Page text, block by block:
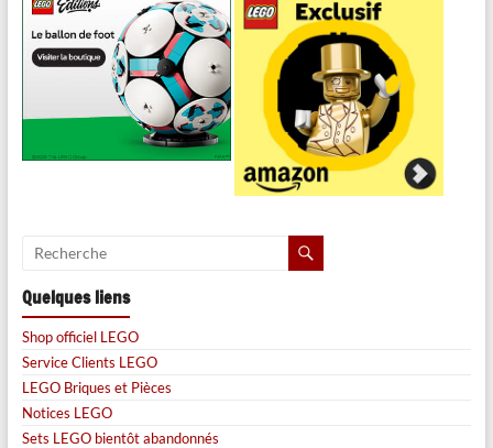
Quelques liens
Shop officiel LEGO
Service Clients LEGO
LEGO Briques et Pièces
Notices LEGO
Sets LEGO bientôt abandonnés